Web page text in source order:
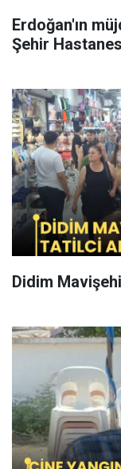
Erdoğan'ın
Şehir
Didim